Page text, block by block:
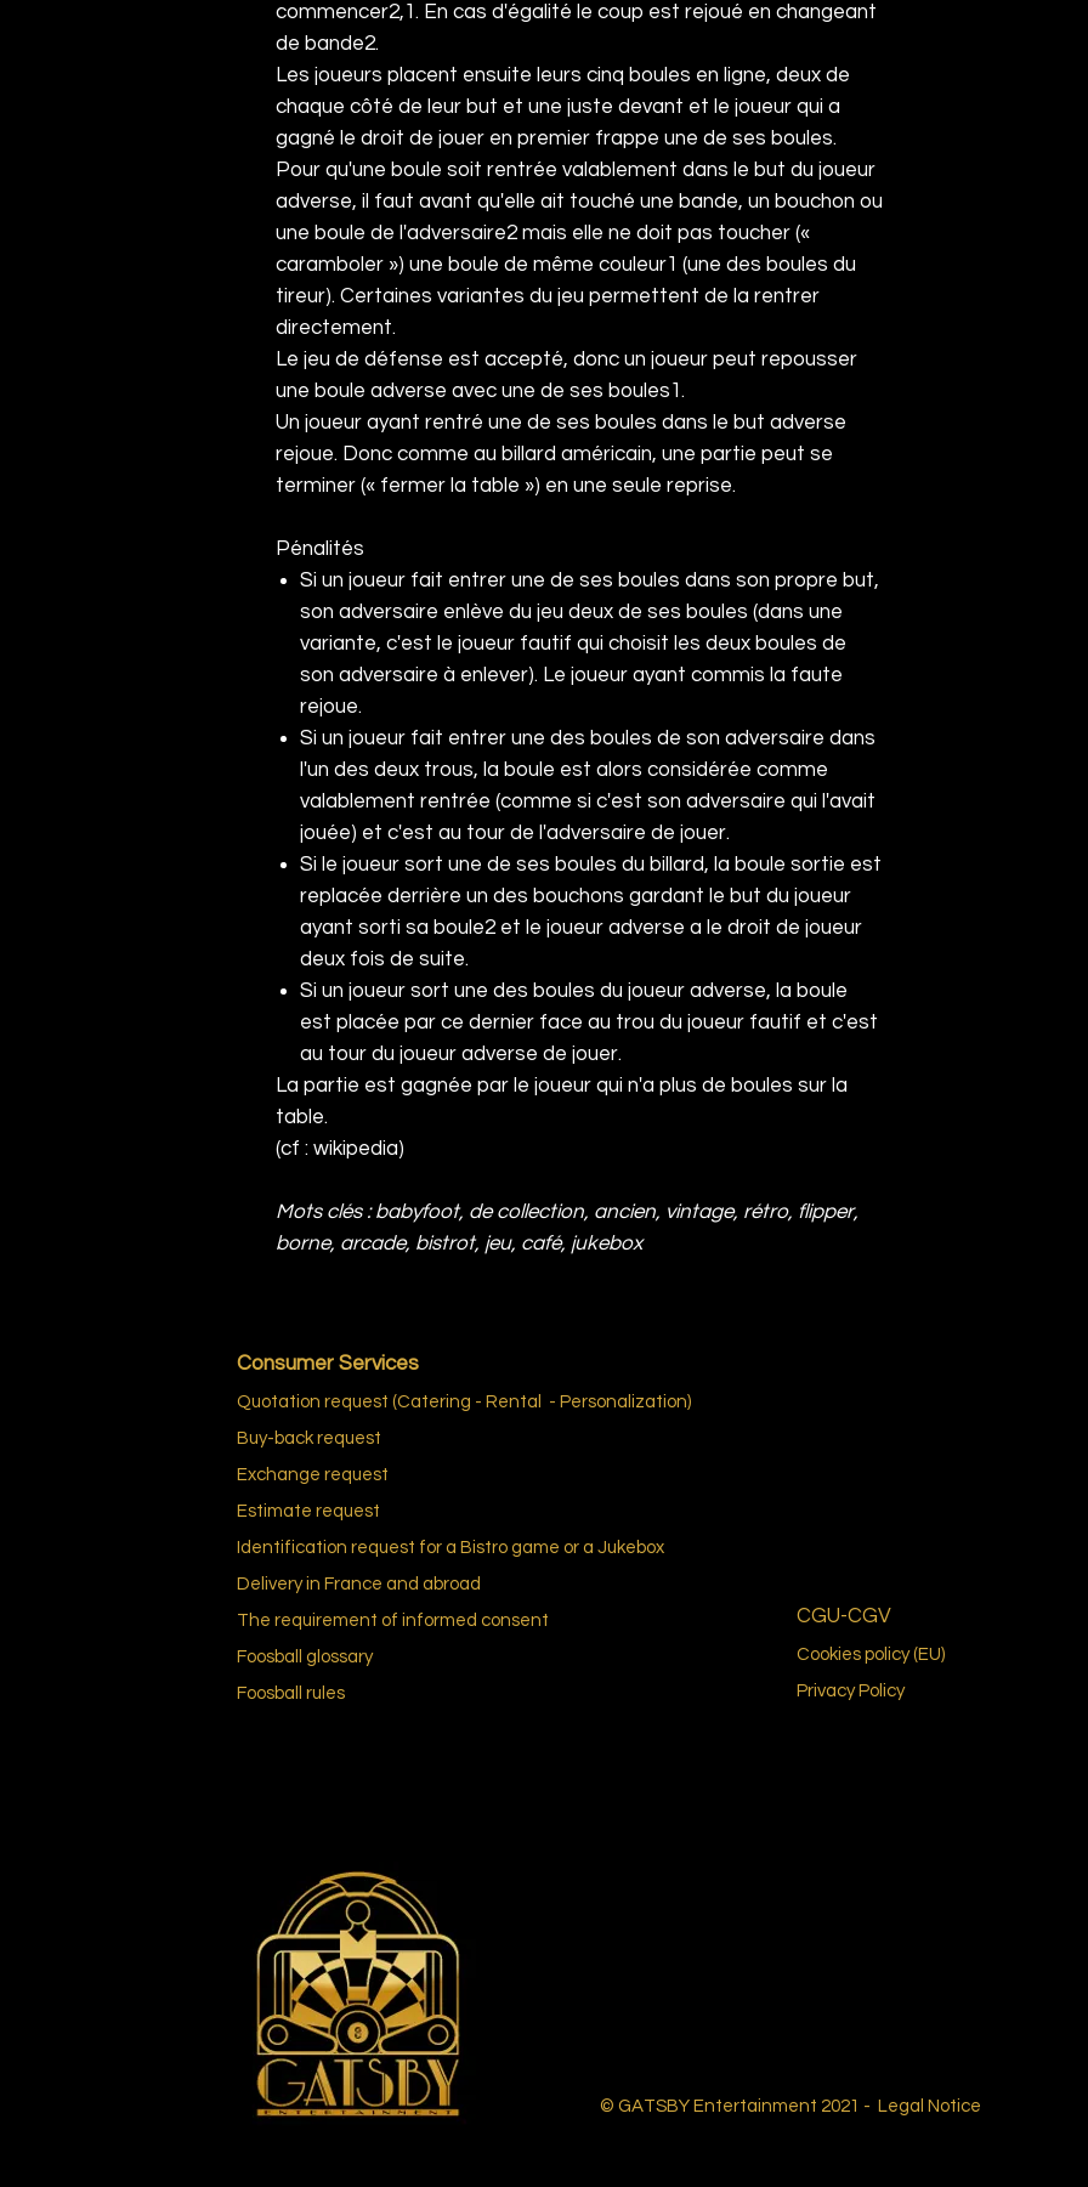
commencer2,1 . En cas d'égalité le coup est rejoué en changeant
de bande2.
Les joueurs placent ensuite leurs cinq boules en ligne, deux de
chaque côté de leur but et une juste devant et le joueur qui a
gagné le droit de jouer en premier frappe une de ses boules.
Pour qu'une boule soit rentrée valablement dans le but du joueur
adverse, il faut avant qu'elle ait touché une bande, un bouchon ou
une boule de l'adversaire2 mais elle ne doit pas toucher («
caramboler ») une boule de même couleur1 (une des boules du
tireur). Certaines variantes du jeu permettent de la rentrer
directement.
Le jeu de défense est accepté, donc un joueur peut repousser
une boule adverse avec une de ses boules1 .
Un joueur ayant rentré une de ses boules dans le but adverse
rejoue. Donc comme au billard américain, une partie peut se
terminer (« fermer la table ») en une seule reprise.
Pénalités
Si un joueur fait entrer une de ses boules dans son propre but,
son adversaire enlève du jeu deux de ses boules (dans une
variante, c'est le joueur fautif qui choisit les deux boules de
son adversaire à enlever). Le joueur ayant commis la faute
rejoue.
Si un joueur fait entrer une des boules de son adversaire dans
l'un des deux trous, la boule est alors considérée comme
valablement rentrée (comme si c'est son adversaire qui l'avait
jouée) et c'est au tour de l'adversaire de jouer.
Si le joueur sort une de ses boules du billard, la boule sortie est
replacée derrière un des bouchons gardant le but du joueur
ayant sorti sa boule2 et le joueur adverse a le droit de joueur
deux fois de suite.
Si un joueur sort une des boules du joueur adverse, la boule
est placée par ce dernier face au trou du joueur fautif et c'est
au tour du joueur adverse de jouer.
La partie est gagnée par le joueur qui n'a plus de boules sur la
table.
(cf : wikipedia)
Mots clés : babyfoot, de collection, ancien, vintage, rétro, flipper,
borne, arcade, bistrot, jeu, café, jukebox
Consumer Services
Quotation request (Catering - Rental
- Personalization)
Buy-back request
Exchange request
Estimate request
Identification request for a Bistro game or a Jukebox
Delivery in France and abroad
The requirement of informed consent
Foosball glossary
Foosball
rules
CGU-CGV
Cookies policy (EU)
Privacy Policy
© GATSBY Entertainment 2021 - Legal Notice